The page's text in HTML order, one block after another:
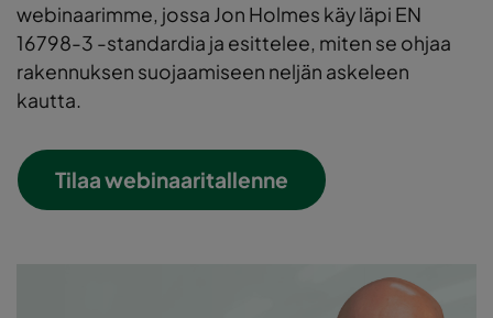
webinaarimme, jossa Jon Holmes käy läpi EN
16798-3 -standardia ja esittelee, miten se ohjaa
rakennuksen suojaamiseen neljän askeleen
kautta.
Tilaa webinaaritallenne